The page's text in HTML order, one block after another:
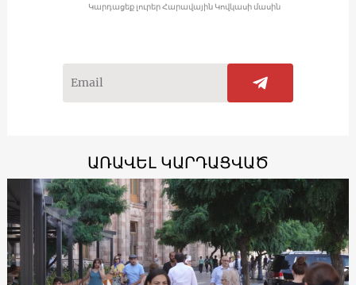
Կարդացեք լուրեր Հարավային Կովկասի մասին
ԱՌԱՎԵԼ ԿԱՐԴԱՑՎԱԾ